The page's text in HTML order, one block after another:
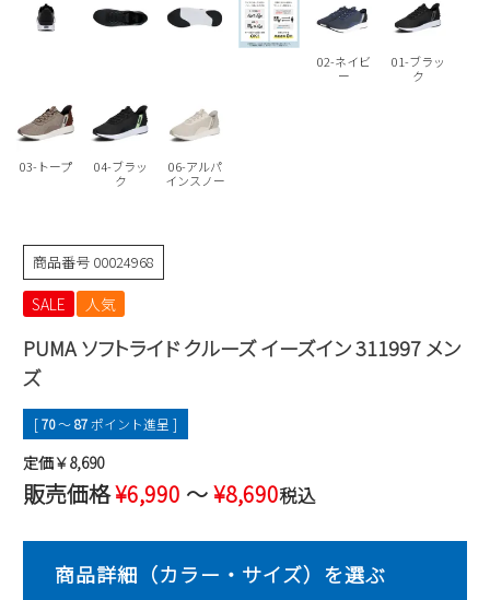
moz
puma
Parade
GAP
new balance
瞬足
トートバッグ
財布
会員サービス
メルマガ購買
営業日カレンダー
休業日 お問い合わせ窓口休業日
2026 年8月
火 水 木
土
2
3
9
16
17 18 19 20
30
31
02-ネイビ
ー
01-ブラッ
ク
03-トープ
04-ブラッ
ク
06-アルパ
インスノー
商品番号 00024968
SALE 人気
PUMA ソフトライド クルーズ イーズイン 311997 メン
ズ
[70〜87ポイント進呈 ]
定価￥8,690
販売価格¥6,990 〜¥8,690税込